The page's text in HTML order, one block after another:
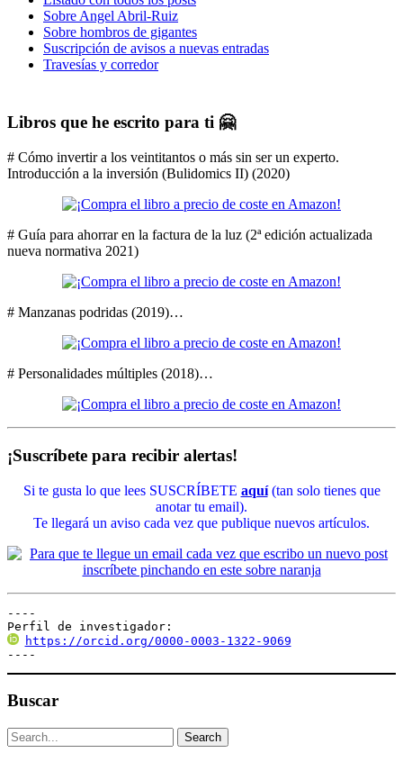
Sobre Angel Abril-Ruiz
Sobre hombros de gigantes
Suscripción de avisos a nuevas entradas
Travesías y corredor
Libros que he escrito para ti 🤗
# Cómo invertir a los veintitantos o más sin ser un experto.
Introducción a la inversión (Bulidomics II) (2020)
# Guía para ahorrar en la factura de la luz (2ª edición actualizada
nueva normativa 2021)
# Manzanas podridas (2019)…
# Personalidades múltiples (2018)…
¡Suscríbete para recibir alertas!
Si te gusta lo que lees SUSCRÍBETE aquí(tan solo tienes que
anotar tu email).
Te llegará un aviso cada vez que publique nuevos artículos.
----
Perfil de investigador:
https://orcid.org/0000-0003-1322-9069
----
Buscar